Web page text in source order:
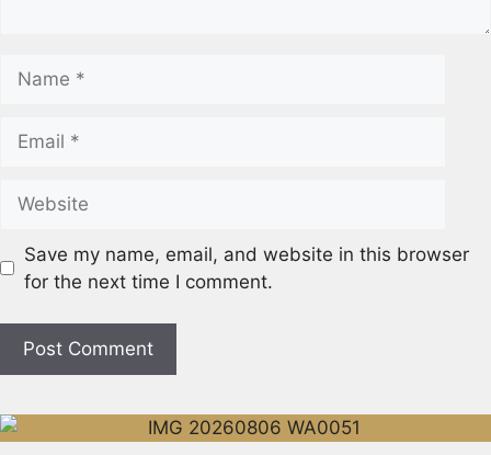
Save my name, email, and website in this browser
for the next time I comment.